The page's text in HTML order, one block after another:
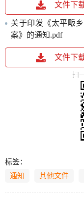
文件下
关于印发《太平畈
案》的通知.pdf
文件下
扫
标签：
通知
其他文件